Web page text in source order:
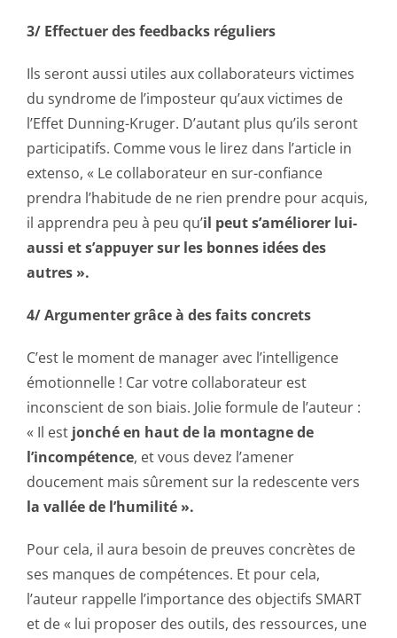
3/ Effectuer des feedbacks réguliers
Ils seront aussi utiles aux collaborateurs victimes
du syndrome de l’imposteur qu’aux victimes de
l’Effet Dunning-Kruger. D’autant plus qu’ils seront
participatifs. Comme vous le lirez dans l’article in
extenso, « Le collaborateur en sur-confiance
prendra l’habitude de ne rien prendre pour acquis,
il apprendra peu à peu qu’il peut s’améliorer lui-
aussi et s’appuyer sur les bonnes idées des
autres ».
4/ Argumenter grâce à des faits concrets
C’est le moment de manager avec l’intelligence
émotionnelle ! Car votre collaborateur est
inconscient de son biais. Jolie formule de l’auteur :
« Il est jonché en haut de la montagne de
l’incompétence, et vous devez l’amener
doucement mais sûrement sur la redescente vers
la vallée de l’humilité ».
Pour cela, il aura besoin de preuves concrètes de
ses manques de compétences. Et pour cela,
l’auteur rappelle l’importance des objectifs SMART
et de « lui proposer des outils, des ressources, une